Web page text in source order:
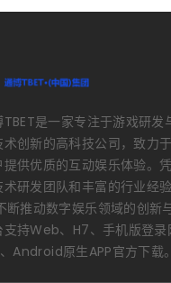
TBET是一家专注于游戏研发
术创新的高科技公司，致力
提供优质的互动娱乐体验。
术研发团队和丰富的行业经
断推动数字娱乐领域的创新
支持Web、H7、手机版登录
Android原生APP官方下载。